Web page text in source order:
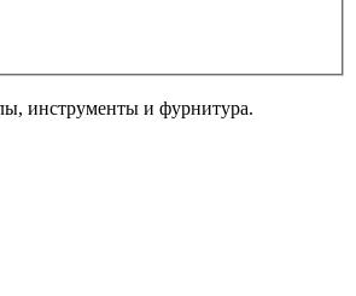
инструменты и фурнитура.